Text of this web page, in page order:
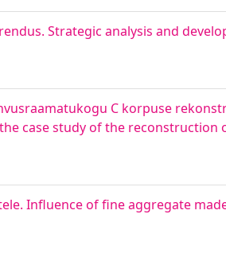
Strategic analysis and
C korpuse
case study of the reconstruction
Influence of fine aggregate